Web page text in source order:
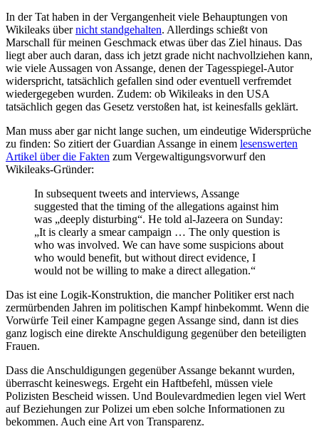
In der Tat haben in der Vergangenheit viele Behauptungen von
Wikileaks übernicht standgehalten. Allerdings schießt von
Marschall für meinen Geschmack etwas über das Ziel hinaus. Das
liegt aber auch daran, dass ich jetzt grade nicht nachvollziehen kann,
wie viele Aussagen von Assange, denen der Tagesspiegel-Autor
widerspricht, tatsächlich gefallen sind oder eventuell verfremdet
wiedergegeben wurden. Zudem: ob Wikileaks in den USA
tatsächlich gegen das Gesetz verstoßen hat, ist keinesfalls geklärt.
Man muss aber gar nicht lange suchen, um eindeutige Widersprüche
zu finden: So zitiert der Guardian Assange in einem lesenswerten
Artikel über die Fakten zum Vergewaltigungsvorwurf den
Wikileaks-Gründer:
In subsequent tweets and interviews, Assange
suggested that the timing of the allegations against him
was „deeply disturbing“. He told al-Jazeera on Sunday:
„It is clearly a smear campaign … The only question is
who was involved. We can have some suspicions about
who would benefit, but without direct evidence, I
would not be willing to make a direct allegation.“
Das ist eine Logik-Konstruktion, die mancher Politiker erst nach
zermürbenden Jahren im politischen Kampf hinbekommt. Wenn die
Vorwürfe Teil einer Kampagne gegen Assange sind, dann ist dies
ganz logisch eine direkte Anschuldigung gegenüber den beteiligten
Frauen.
Dass die Anschuldigungen gegenüber Assange bekannt wurden,
überrascht keineswegs. Ergeht ein Haftbefehl, müssen viele
Polizisten Bescheid wissen. Und Boulevardmedien legen viel Wert
auf Beziehungen zur Polizei um eben solche Informationen zu
bekommen. Auch eine Art von Transparenz.